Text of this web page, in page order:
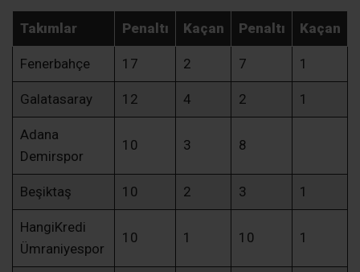
Takımlar Penaltı Kaçan Penaltı Kaçan
Fenerbahçe 17 2 7 1
Galatasaray 12 4 2 1
Adana
Demirspor
10 3 8
Beşiktaş 10 2 3 1
HangiKredi
Ümraniyespor
10 1 10 1